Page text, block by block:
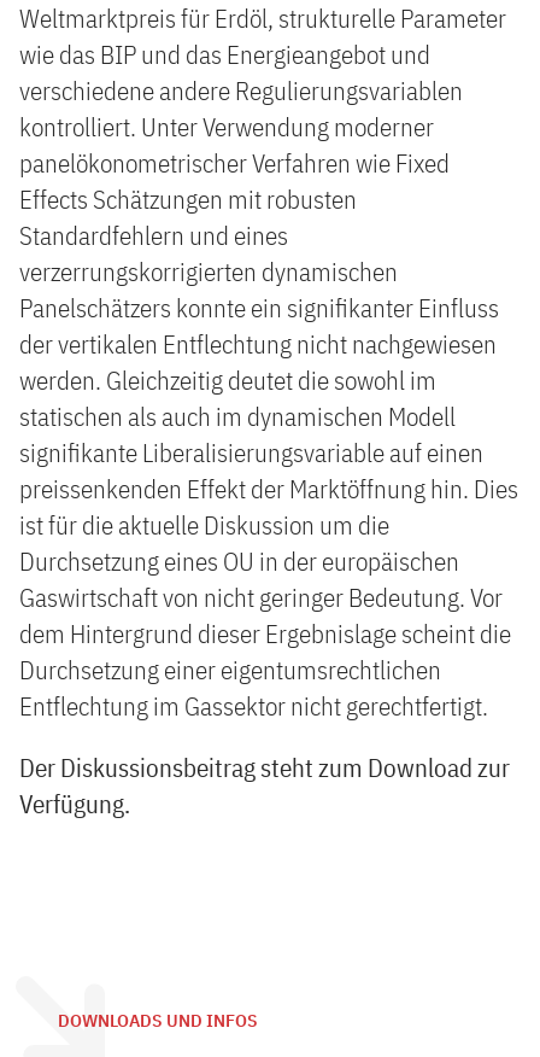
Weltmarktpreis für Erdöl, strukturelle Parameter
wie das BIP und das Energieangebot und
verschiedene andere Regulierungsvariablen
kontrolliert. Unter Verwendung moderner
panelökonometrischer Verfahren wie Fixed
Effects Schätzungen mit robusten
Standardfehlern und eines
verzerrungskorrigierten dynamischen
Panelschätzers konnte ein signifikanter Einfluss
der vertikalen Entflechtung nicht nachgewiesen
werden. Gleichzeitig deutet die sowohl im
statischen als auch im dynamischen Modell
signifikante Liberalisierungsvariable auf einen
preissenkenden Effekt der Marktöffnung hin. Dies
ist für die aktuelle Diskussion um die
Durchsetzung eines OU in der europäischen
Gaswirtschaft von nicht geringer Bedeutung. Vor
dem Hintergrund dieser Ergebnislage scheint die
Durchsetzung einer eigentumsrechtlichen
Entflechtung im Gassektor nicht gerechtfertigt.
Der Diskussionsbeitrag steht zum Download zur
Verfügung.
DOWNLOADS UND INFOS